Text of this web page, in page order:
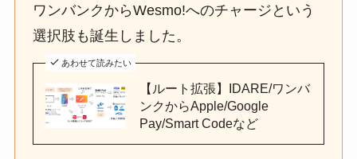
ワンバンクからWesmo!へのチャージという
選択肢も誕生しました。
あわせて読みたい
【ルート拡張】IDARE/ワンバ
ンクからApple/Google
Pay/Smart Codeなど